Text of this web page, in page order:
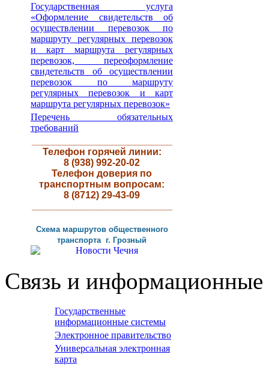
Государственная услуга
«Оформление свидетельств об
осуществлении перевозок по
маршруту регулярных перевозок
и карт маршрута регулярных
перевозок, переоформление
свидетельств об осуществлении
перевозок по маршруту
регулярных перевозок и карт
маршрута регулярных перевозок»
Перечень обязательных
требований
Телефон горячей линии:
8 (938) 992-20-02
Телефон доверия по
транспортным вопросам:
8 (8712) 29-43-09
Схема маршрутов общественного
транспорта г. Грозный
Связь и информационные
Государственные
информационные системы
Электронное правительство
Универсальная электронная
карта